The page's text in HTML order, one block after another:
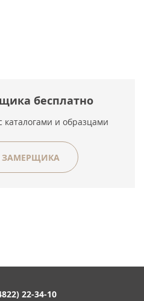
бесплатно
и образцами
ЗАМЕРЩИКА
22-34-10